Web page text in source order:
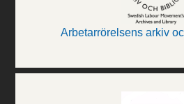
Arbetarrörelsens arkiv